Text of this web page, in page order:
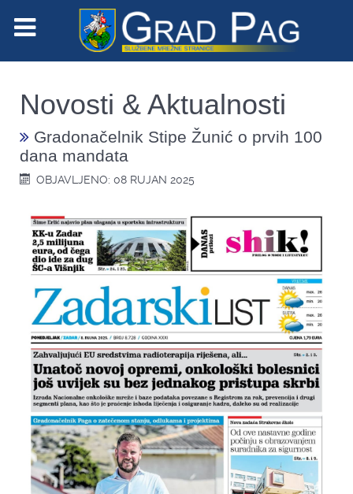
Novosti & Aktualnosti
Gradonačelnik Stipe Žunić o prvih 100
dana mandata
OBJAVLJENO: 08 RUJAN 2025